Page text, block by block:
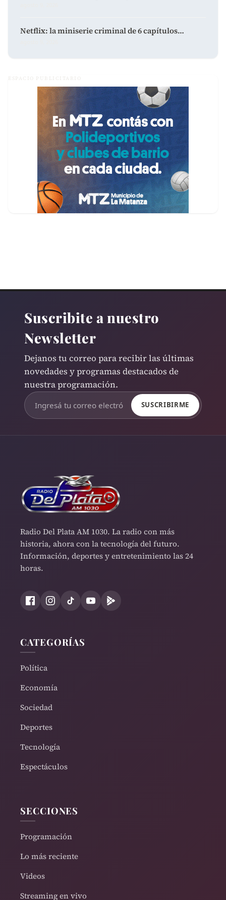
Netflix: la miniserie criminal de 6 capítulos…
ESPACIO PUBLICITARIO
Suscribite a nuestro
Newsletter
Dejanos tu correo para recibir las últimas
novedades y programas destacados de
nuestra programación.
SUSCRIBIRME
Radio Del Plata AM 1030. La radio con más
historia, ahora con la tecnología del futuro.
Información, deportes y entretenimiento las 24
horas.
CATEGORÍAS
Política
Economía
Sociedad
Deportes
Tecnología
Espectáculos
SECCIONES
Programación
Lo más reciente
Videos
Streaming en vivo